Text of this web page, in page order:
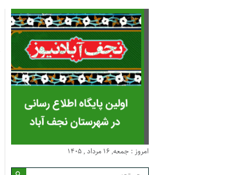
امروز : جمعه, ۱۶ مرداد , ۱۴۰۵